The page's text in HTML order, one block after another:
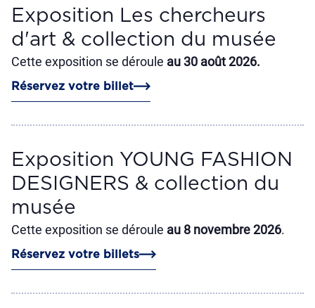
Exposition Les chercheurs
d'art & collection du musée
Cette exposition se déroule au 30 août 2026.
Réservez votre billet
Exposition YOUNG FASHION
DESIGNERS & collection du
musée
Cette exposition se déroule au 8 novembre 2026.
Réservez votre billets